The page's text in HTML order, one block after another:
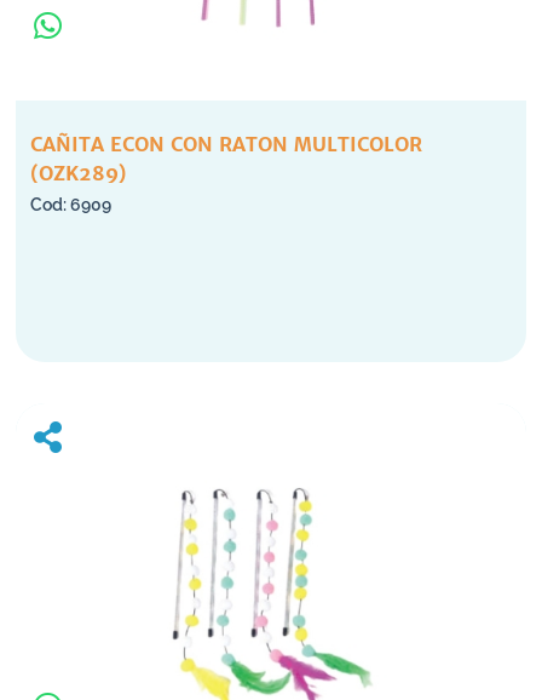
CAÑITA ECON CON RATON MULTICOLOR
(OZK289)
6909